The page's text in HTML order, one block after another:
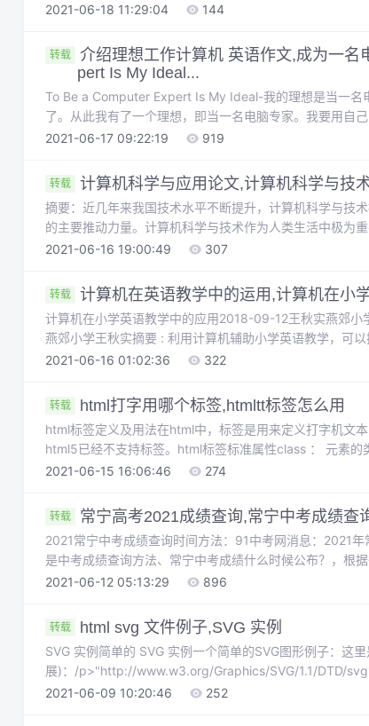
2021-06-18 11:29:04
144
转载
介绍理想工作计算机 英语作文,成为一名
pert Is My Ideal...
To Be a Computer Expert Is My Ideal-我的理想是当一名
了。从此我有了一个理想，即当一名电脑专家。我要用自
努力学习，理想就一定会变成现实。To Be a Computer
2021-06-17 09:22:19 919
转载 计算机科学与应用论文,计算机科学与技
摘要：近几年来我国技术水平不断提升，计算机科学与技
的主要推动力量。计算机科学与技术作为人类生活中极为
们的生活更加美好、便捷。综上所述，本文将对计算机科
2021-06-16 19:00:49 307
转载 计算机在英语教学中的运用,计算机在小
计算机在小学英语教学中的应用2018-09-12王秋实燕郊
燕郊小学王秋实摘要 : 利用计算机辅助小学英语教学，可
学目标，进行多次、反复、多种形式的练习。教学过程中
2021-06-16 01:02:36 322
转载 html打字用哪个标签,htmltt标签怎么用
html标签定义及用法在html中，标签是用来定义打字机文
html5已经不支持标签。html标签标准属性class ： 元素的
ltr)。id：元素的唯一 id(值：id)。lang：规定元素中内容
2021-06-15 16:06:46 274
转载 常宁高考2021成绩查询,常宁中考成绩查
2021常宁中考成绩查询时间方法：91中考网消息：2021
是中考成绩查询方法、常宁中考成绩什么时候公布？，根
方法，具体如下：2021年衡阳中考成绩预计将于7月初公
2021-06-12 05:13:29 896
转载 html svg 文件例子,SVG 实例
SVG 实例简单的 SVG 实例一个简单的SVG图形例子：这
展)：/p>"http://www.w3.org/Graphics/SVG/1.1/DTD/
第一行包含了 XML 声明。请注意 standalone 属性！该属
2021-06-09 10:20:46 252